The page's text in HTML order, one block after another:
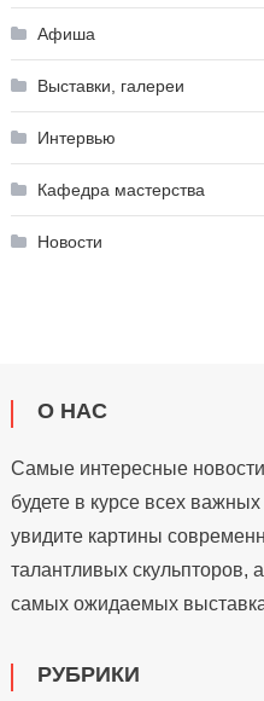
Афиша
Выставки, галереи
Интервью
Кафедра мастерства
Новости
О НАС
Самые интересные
будете в курсе всех
увидите картины
талантливых скульпторов,
самых ожидаемых
РУБРИКИ